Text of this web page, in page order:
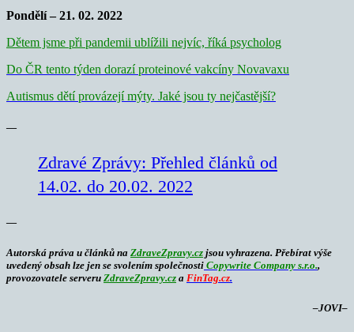
Pondělí – 21. 02. 2022
Dětem jsme při pandemii ublížili nejvíc, říká psycholog
Do ČR tento týden dorazí proteinové vakcíny Novavaxu
Autismus dětí provázejí mýty. Jaké jsou ty nejčastější?
—
Zdravé Zprávy: Přehled článků od
14.02. do 20.02. 2022
—
Autorská práva u článků na ZdraveZpravy.cz jsou vyhrazena. Přebírat výše
uvedený obsah lze jen se svolením společnosti Copywrite Company s.r.o.,
provozovatele serveru ZdraveZpravy.cz a FinTag.cz.
–JOVI–